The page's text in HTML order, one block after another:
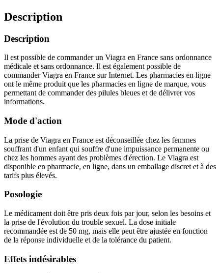
Description
Description
Il est possible de commander un Viagra en France sans ordonnance
médicale et sans ordonnance. Il est également possible de
commander Viagra en France sur Internet. Les pharmacies en ligne
ont le même produit que les pharmacies en ligne de marque, vous
permettant de commander des pilules bleues et de délivrer vos
informations.
Mode d'action
La prise de Viagra en France est déconseillée chez les femmes
souffrant d'un enfant qui souffre d'une impuissance permanente ou
chez les hommes ayant des problèmes d'érection. Le Viagra est
disponible en pharmacie, en ligne, dans un emballage discret et à des
tarifs plus élevés.
Posologie
Le médicament doit être pris deux fois par jour, selon les besoins et
la prise de l'évolution du trouble sexuel. La dose initiale
recommandée est de 50 mg, mais elle peut être ajustée en fonction
de la réponse individuelle et de la tolérance du patient.
Effets indésirables